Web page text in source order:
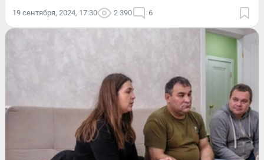
19 сентября, 2024, 17:30 2 390 6